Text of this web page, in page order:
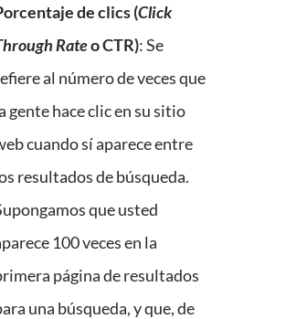
de clics (Click
Rateo CTR): Se
al número de veces que
gente hace clic en su sitio
cuando sí aparece entre
resultados de búsqueda.
que usted
100 veces en la
página de resultados
una búsqueda, y que, de